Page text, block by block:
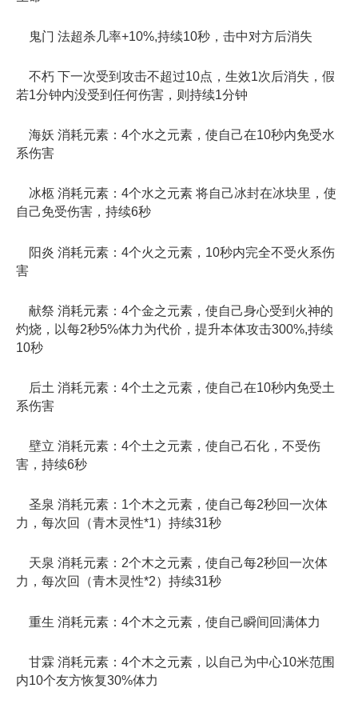
鬼门 法超杀几率+10%,持续10秒，击中对方后消失
不朽 下一次受到攻击不超过10点，生效1次后消失，假
若1分钟内没受到任何伤害，则持续1分钟
海妖 消耗元素：4个水之元素，使自己在10秒内免受水
系伤害
冰柩 消耗元素：4个水之元素 将自己冰封在冰块里，使
自己免受伤害，持续6秒
阳炎 消耗元素：4个火之元素，10秒内完全不受火系伤
害
献祭 消耗元素：4个金之元素，使自己身心受到火神的
灼烧，以每2秒5%体力为代价，提升本体攻击300%,持续
10秒
后土 消耗元素：4个土之元素，使自己在10秒内免受土
系伤害
壁立 消耗元素：4个土之元素，使自己石化，不受伤
害，持续6秒
圣泉 消耗元素：1个木之元素，使自己每2秒回一次体
力，每次回（青木灵性*1）持续31秒
天泉 消耗元素：2个木之元素，使自己每2秒回一次体
力，每次回（青木灵性*2）持续31秒
重生 消耗元素：4个木之元素，使自己瞬间回满体力
甘霖 消耗元素：4个木之元素，以自己为中心10米范围
内10个友方恢复30%体力